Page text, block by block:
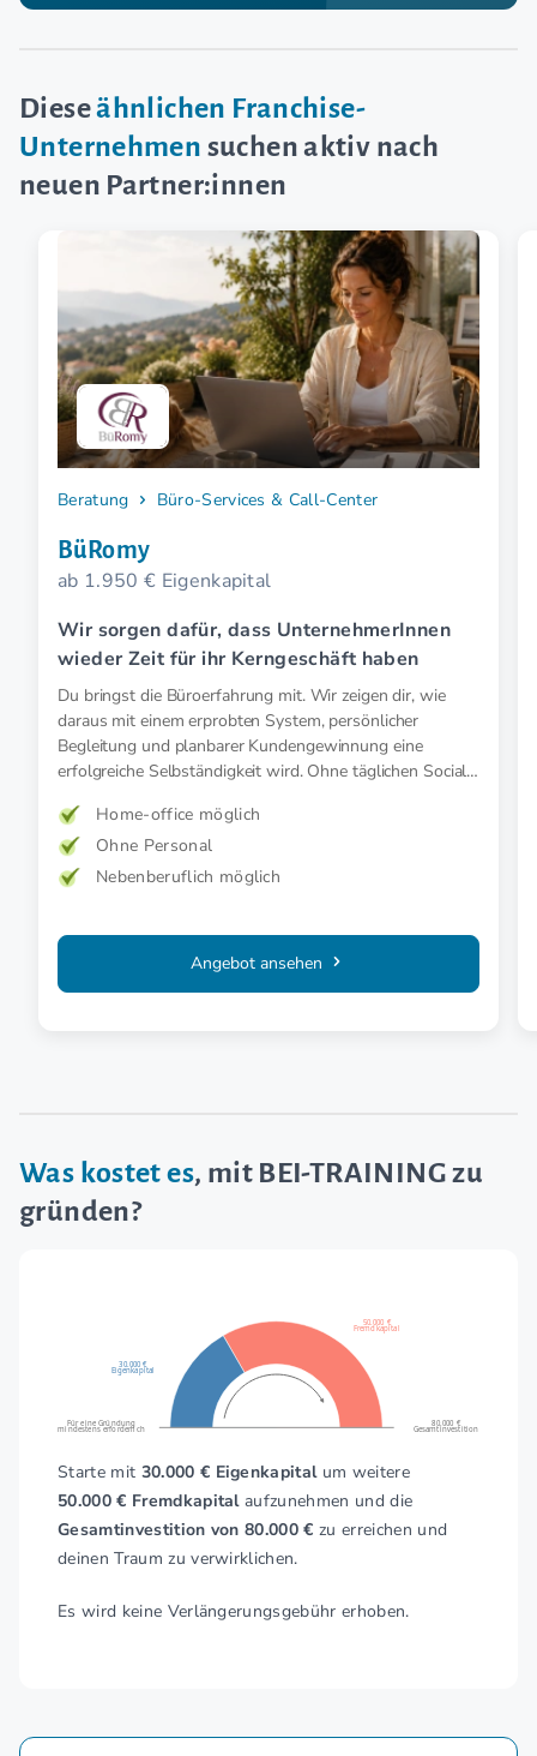
Dieseähnlichen Franchise-
Unternehmen suchen aktiv nach
neuen Partner:innen
Beratung Büro-Services & Call-Center
BüRomy
ab 1.950 € Eigenkapital
Wir sorgen dafür, dass UnternehmerInnen
wieder Zeit für ihr Kerngeschäft haben
Du bringst die Büroerfahrung mit. Wir zeigen dir, wie
daraus mit einem erprobten System, persönlicher
Begleitung und planbarer Kundengewinnung eine
erfolgreiche Selbständigkeit wird. Ohne täglichen Social-
Home-office möglich
Ohne Personal
Nebenberuflich möglich
Angebot ansehen
Was kostet es, mit BEI-TRAINING zu
gründen?
50.000 €
Fremdkapital
30.000 €
Eigenkapital
Für eine Gründung
mindestens erforderlich
80.000 €
Gesamtinvestition
Starte mit 30.000 € Eigenkapitalum weitere
50.000 € Fremdkapitalaufzunehmen und die
Gesamtinvestition von 80.000 € zu erreichen und
deinen Traum zu verwirklichen.
Es wird keine Verlängerungsgebühr erhoben.